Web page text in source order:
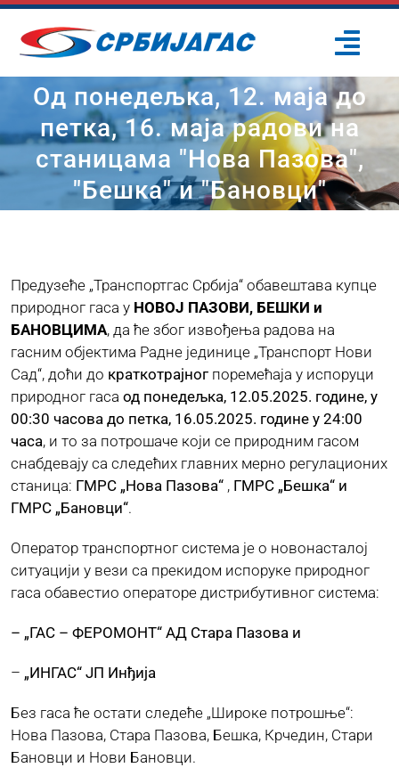
Skip
content
ПОЧЕТНА
О НАМА
ПРОЈЕКТИ
ОДРЖИВИ РАЗВОЈ
ПРЕС ЦЕНТАР
ЈАВНЕ НАБАВКЕ
ПЛАН ЈАВНИХ НАБАВКИ
КОНТАКТ
Од понедељка, 12. маја до
петка, 16. маја радови на
станицама "Нова Пазова",
"Бешка" и "Бановци"
Предузеће „Транспортгас Србија“ обавештава купце
природног гаса у НОВОЈ ПАЗОВИ, БЕШКИ и
БАНОВЦИМА, да ће због извођења радова на
гасним објектима Радне јединице „Транспорт Нови
Сад“, доћи до краткотрајногпоремећаја у испоруци
природног гаса од понедељка, 12.05.2025. године, у
00:30 часова до петка, 16.05.2025. године у 24:00
часа, и то за потрошаче који се природним гасом
снабдевају са следећих главних мерно регулационих
станица: ГМРС „Нова Пазова“, ГМРС „Бешка“ и
ГМРС „Бановци“.
Оператор транспортног система је о новонасталој
ситуацији у вези са прекидом испоруке природног
гаса обавестио операторе дистрибутивног система:
– „ГАС – ФЕРОМОНТ“ АД Стара Пазова и
– „ИНГАС“ ЈП Инђија
Без гаса ће остати следеће „Широке потрошње“:
Нова Пазова, Стара Пазова, Бешка, Крчедин, Стари
Бановци и Нови Бановци.